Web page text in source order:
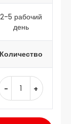
2-5 рабочий
день
Количество
- +